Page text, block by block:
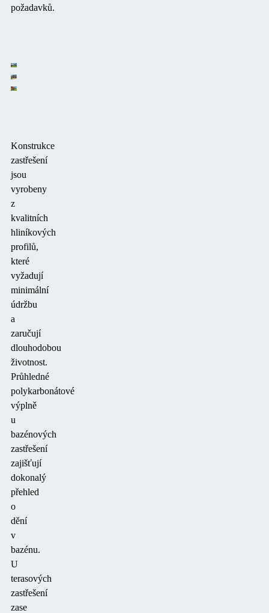
požadavků.
Konstrukce
zastřešení
jsou
vyrobeny
z
kvalitních
hliníkových
profilů,
které
vyžadují
minimální
údržbu
a
zaručují
dlouhodobou
životnost.
Průhledné
polykarbonátové
výplně
u
bazénových
zastřešení
zajišťují
dokonalý
přehled
o
dění
v
bazénu.
U
terasových
zastřešení
zase